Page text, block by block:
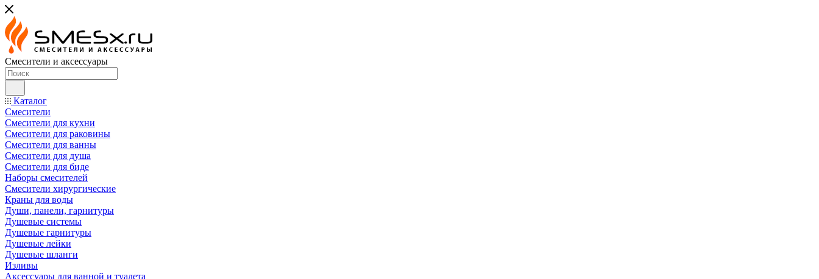
Смесители и аксессуары
Каталог
Смесители
Смесители для кухни
Смесители для раковины
Смесители для ванны
Смесители для душа
Смесители для биде
Наборы смесителей
Смесители хирургические
Краны для воды
Души, панели, гарнитуры
Душевые системы
Душевые гарнитуры
Душевые лейки
Душевые шланги
Изливы
Аксессуары для ванной и туалета